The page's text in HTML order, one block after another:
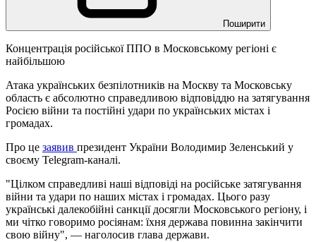
Поширити
Концентрація російської ППО в Московському регіоні є
найбільшою
Атака українських безпілотників на Москву та Московську
область є абсолютно справедливою відповіддю на затягування
Росією війни та постійні удари по українських містах і
громадах.
Про це заявив президент України Володимир Зеленський у
своєму Telegram-каналі.
"Цілком справедливі наші відповіді на російське затягування
війни та удари по наших містах і громадах. Цього разу
українські далекобійні санкції досягли Московського регіону, і
ми чітко говоримо росіянам: їхня держава повинна закінчити
свою війну", — наголосив глава держави.